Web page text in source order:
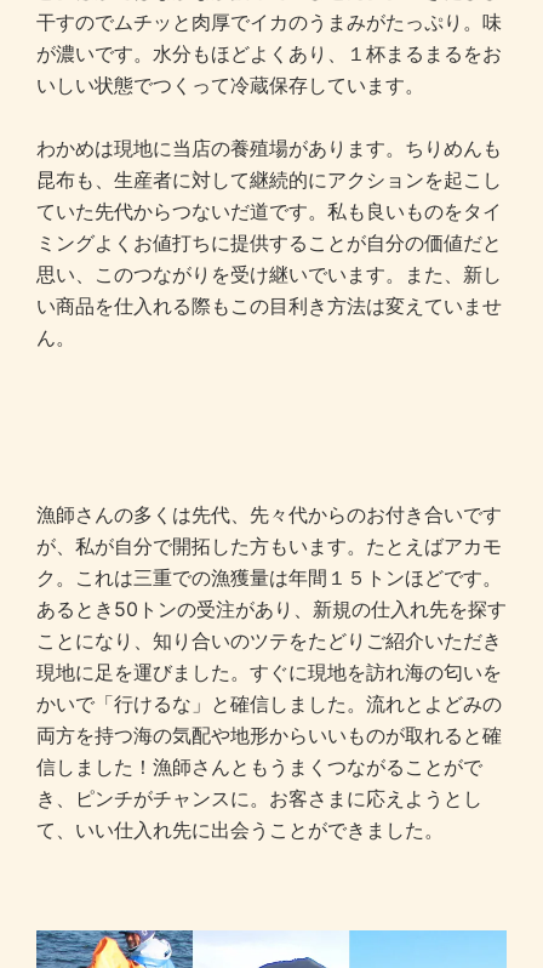
干すのでムチッと肉厚でイカのうまみがたっぷり。味
が濃いです。水分もほどよくあり、１杯まるまるをお
いしい状態でつくって冷蔵保存しています。
わかめは現地に当店の養殖場があります。ちりめんも
昆布も、生産者に対して継続的にアクションを起こし
ていた先代からつないだ道です。私も良いものをタイ
ミングよくお値打ちに提供することが自分の価値だと
思い、このつながりを受け継いでいます。また、新し
い商品を仕入れる際もこの目利き方法は変えていませ
ん。
漁師さんの多くは先代、先々代からのお付き合いです
が、私が自分で開拓した方もいます。たとえばアカモ
ク。これは三重での漁獲量は年間１５トンほどです。
あるとき50トンの受注があり、新規の仕入れ先を探す
ことになり、知り合いのツテをたどりご紹介いただき
現地に足を運びました。すぐに現地を訪れ海の匂いを
かいで「行けるな」と確信しました。流れとよどみの
両方を持つ海の気配や地形からいいものが取れると確
信しました！漁師さんともうまくつながることがで
き、ピンチがチャンスに。お客さまに応えようとし
て、いい仕入れ先に出会うことができました。